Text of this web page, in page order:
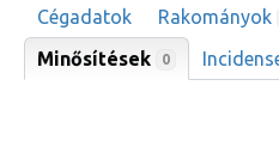
Cégadatok Rakományok
Minősítések 0